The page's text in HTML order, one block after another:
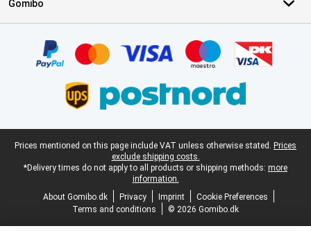
Gomibo
Legal footer
Prices mentioned on this page include VAT unless otherwise stated. Prices
exclude shipping costs.
*Delivery times do not apply to all products or shipping methods: more
information.
About Gomibo.dk
Privacy Imprint
Cookie Preferences
Terms and conditions
© 2026 Gomibo.dk